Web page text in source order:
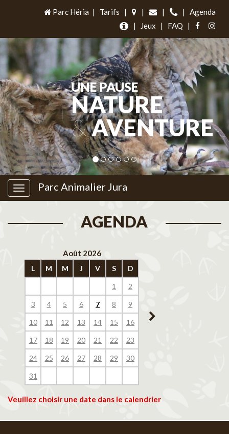
Parc Héria | Tarifs | | | |
Agenda
|
Jeux | FAQ |
UNE PAUSE
NATURE
&AVENTURE
Parc Animalier Jura
AGENDA
Août 2026
L M M J V S D
1 2
3 4 5 6 7 8 9
10 11 12 13 14 15 16
17 18 19 20 21 22 23
24 25 26 27 28 29 30
31
14
Veuillez choisir une date dans le calendrier